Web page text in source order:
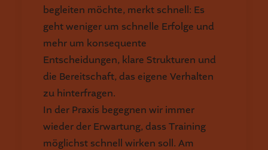
begleiten möchte, merkt schnell: Es
geht weniger um schnelle Erfolge und
mehr um konsequente
Entscheidungen, klare Strukturen und
die Bereitschaft, das eigene Verhalten
zu hinterfragen.
In der Praxis begegnen wir immer
wieder der Erwartung, dass Training
möglichst schnell wirken soll. Am